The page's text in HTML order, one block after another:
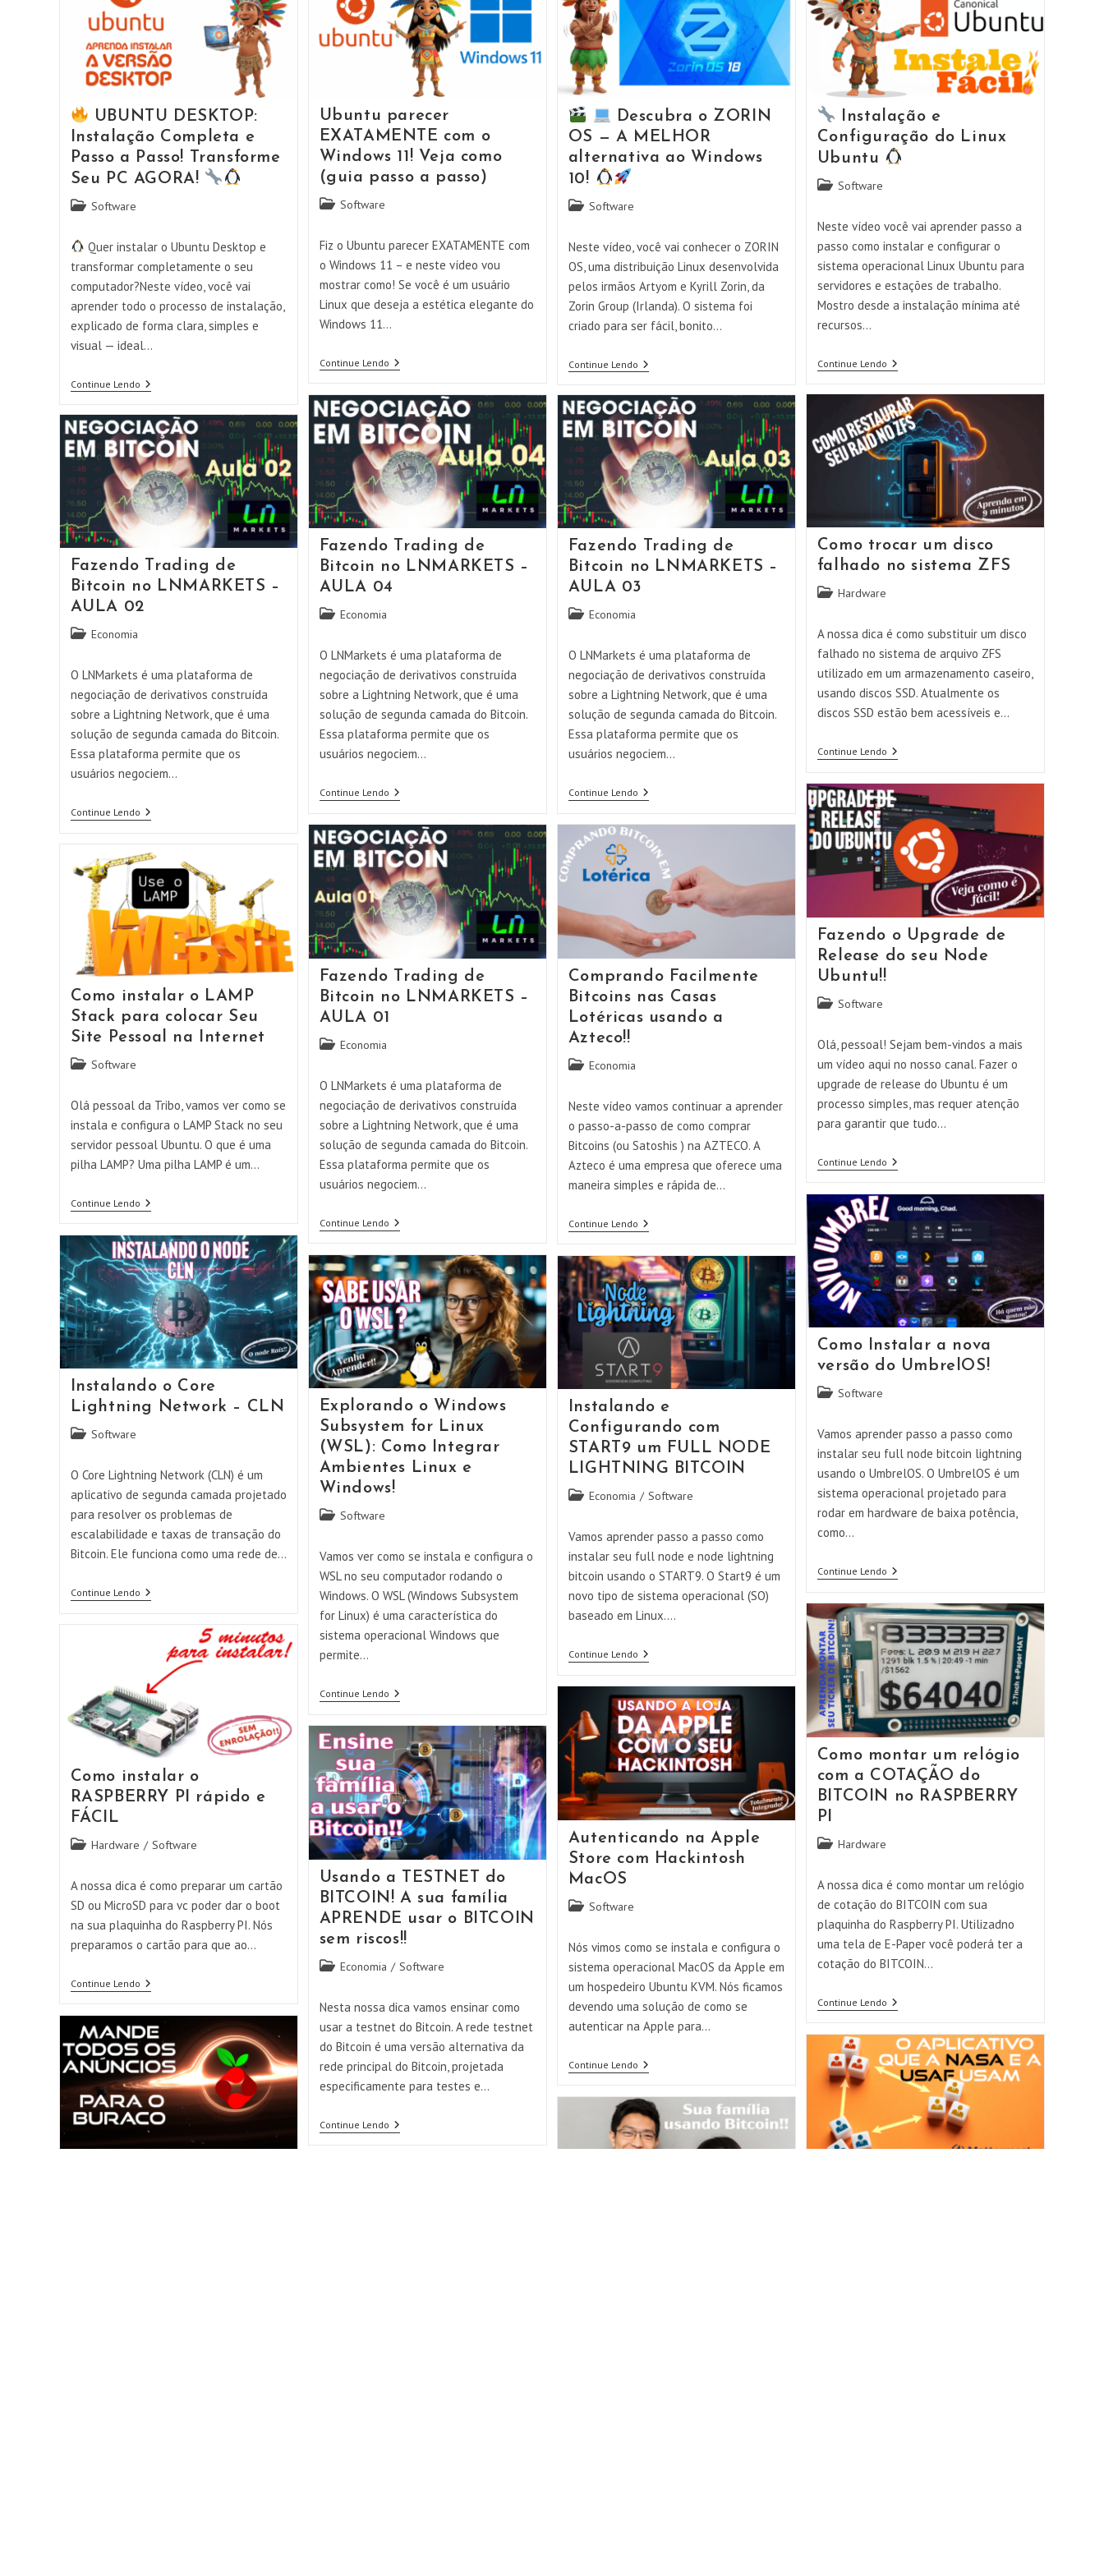
UBUNTU DESKTOP:
Instalação Completa e
Passo a Passo! Transforme
Seu PC AGORA!
Categoria
post:
Software
Quer instalar o Ubuntu Desktop e
transformar completamente o seu
computador?Neste vídeo, você vai
aprender todo o processo de instalação,
explicado de forma clara, simples e
visual — ideal…
Continue Lendo
Instalação
Completa
E
Passo
A
Passo!
Transforme
Seu
Ubuntu parecer
EXATAMENTE com o
Windows 11! Veja como
(guia passo a passo)
Categoria
post:
Software
Fiz o Ubuntu parecer EXATAMENTE com
o Windows 11 – e neste vídeo vou
mostrar como! Se você é um usuário
Linux que deseja a estética elegante do
Windows 11…
Continue LendoUbuntu
Com
O
Windows
11!
Veja
Como
(guia
Passo
A
Descubra o ZORIN
OS — A MELHOR
alternativa ao Windows
10!
Categoria
post:
Software
Neste vídeo, você vai conhecer o ZORIN
OS, uma distribuição Linux desenvolvida
pelos irmãos Artyom e Kyrill Zorin, da
Zorin Group (Irlanda). O sistema foi
criado para ser fácil, bonito…
Continue Lendo
O
ZORIN
OS
—
A
MELHOR
Alternativa
Ao
Windows
Instalação e
Configuração do Linux
Ubuntu
Categoria
post:
Software
Neste vídeo você vai aprender passo a
passo como instalar e configurar o
sistema operacional Linux Ubuntu para
servidores e estações de trabalho.
Mostro desde a instalação mínima até
recursos…
Continue Lendo
Configuração
Do
Linux
Ubuntu
Como trocar um disco
falhado no sistema ZFS
Categoria
post:
Hardware
A nossa dica é como substituir um disco
falhado no sistema de arquivo ZFS
utilizado em um armazenamento caseiro,
usando discos SSD. Atualmente os
discos SSD estão bem acessíveis e…
Continue LendoComo
Trocar
Disco
Falhado
No
Sistema
ZFS
Fazendo Trading de
Bitcoin no LNMARKETS –
AULA 04
Categoria
post:
Economia
O LNMarkets é uma plataforma de
negociação de derivativos construída
sobre a Lightning Network, que é uma
solução de segunda camada do Bitcoin.
Essa plataforma permite que os
usuários negociem…
Continue LendoFazendo
Trading
Bitcoin
No
LNMARKETS
–
AULA
04
Fazendo Trading de
Bitcoin no LNMARKETS –
AULA 03
Categoria
post:
Economia
O LNMarkets é uma plataforma de
negociação de derivativos construída
sobre a Lightning Network, que é uma
solução de segunda camada do Bitcoin.
Essa plataforma permite que os
usuários negociem…
Continue LendoFazendo
Trading
Bitcoin
No
LNMARKETS
–
AULA
03
Fazendo Trading de
Bitcoin no LNMARKETS –
AULA 02
Categoria
post:
Economia
O LNMarkets é uma plataforma de
negociação de derivativos construída
sobre a Lightning Network, que é uma
solução de segunda camada do Bitcoin.
Essa plataforma permite que os
usuários negociem…
Continue LendoFazendo
Trading
Bitcoin
No
LNMARKETS
–
AULA
02
Fazendo o Upgrade de
Release do seu Node
Ubuntu!!
Categoria
post:
Software
Olá, pessoal! Sejam bem-vindos a mais
um vídeo aqui no nosso canal. Fazer o
upgrade de release do Ubuntu é um
processo simples, mas requer atenção
para garantir que tudo…
Continue LendoFazendo
O
De
Release
Do
Seu
Node
Ubuntu!!
Fazendo Trading de
Bitcoin no LNMARKETS –
AULA 01
Categoria
post:
Economia
O LNMarkets é uma plataforma de
negociação de derivativos construída
sobre a Lightning Network, que é uma
solução de segunda camada do Bitcoin.
Essa plataforma permite que os
usuários negociem…
Continue LendoFazendo
Trading
Bitcoin
No
LNMARKETS
–
AULA
01
Comprando Facilmente
Bitcoins nas Casas
Lotéricas usando a
Azteco!!
Categoria
post:
Economia
Neste vídeo vamos continuar a aprender
o passo-a-passo de como comprar
Bitcoins (ou Satoshis ) na AZTECO. A
Azteco é uma empresa que oferece uma
maneira simples e rápida de…
Continue LendoComprando
Facilmente
Nas
Casas
Lotéricas
Usando
A
Azteco!!
Como instalar o LAMP
Stack para colocar Seu
Site Pessoal na Internet
Categoria
post:
Software
Olá pessoal da Tribo, vamos ver como se
instala e configura o LAMP Stack no seu
servidor pessoal Ubuntu. O que é uma
pilha LAMP? Uma pilha LAMP é um…
Continue LendoComo
Instalar
LAMP
Stack
Para
Colocar
Seu
Site
Pessoal
Na
Internet
Como Instalar a nova
versão do UmbrelOS!
Categoria
post:
Software
Vamos aprender passo a passo como
instalar seu full node bitcoin lightning
usando o UmbrelOS. O UmbrelOS é um
sistema operacional projetado para
rodar em hardware de baixa potência,
como…
Continue LendoComo
Instalar
Nova
Versão
Do
UmbrelOS!
Instalando o Core
Lightning Network – CLN
Categoria
post:
Software
O Core Lightning Network (CLN) é um
aplicativo de segunda camada projetado
para resolver os problemas de
escalabilidade e taxas de transação do
Bitcoin. Ele funciona como uma rede de…
Continue LendoInstalando
O
Network
Explorando o Windows
Subsystem for Linux
(WSL): Como Integrar
Ambientes Linux e
Windows!
Categoria
post:
Software
Vamos ver como se instala e configura o
WSL no seu computador rodando o
Windows. O WSL (Windows Subsystem
for Linux) é uma característica do
sistema operacional Windows que
permite…
Continue LendoExplorando
O
Subsystem
For
Linux
(WSL):
Como
Integrar
Ambientes
Linux
E
Windows!
Instalando e
Configurando com
START9 um FULL NODE
LIGHTNING BITCOIN
Categoria
post:
Economia / Software
Vamos aprender passo a passo como
instalar seu full node e node lightning
bitcoin usando o START9. O Start9 é um
novo tipo de sistema operacional (SO)
baseado em Linux.…
Continue LendoInstalando
E
Com
START9
Um
FULL
NODE
LIGHTNING
BITCOIN
Como montar um relógio
com a COTAÇÃO do
BITCOIN no RASPBERRY
PI
Categoria
post:
Hardware
A nossa dica é como montar um relógio
de cotação do BITCOIN com sua
plaquinha do Raspberry PI. Utilizadno
uma tela de E-Paper você poderá ter a
cotação do BITCOIN…
Continue LendoComo
Montar
Relógio
Com
A
COTAÇÃO
BITCOIN
No
RASPBERRY
PI
Como instalar o
RASPBERRY PI rápido e
FÁCIL
Categoria
post:
Hardware / Software
A nossa dica é como preparar um cartão
SD ou MicroSD para vc poder dar o boot
na sua plaquinha do Raspberry PI. Nós
preparamos o cartão para que ao…
Continue LendoComo
Instalar
RASPBERRY
PI
Rápido
E
FÁCIL
Autenticando na Apple
Store com Hackintosh
MacOS
Categoria
post:
Software
Nós vimos como se instala e configura o
sistema operacional MacOS da Apple em
um hospedeiro Ubuntu KVM. Nós ficamos
devendo uma solução de como se
autenticar na Apple para…
Continue LendoAutenticando
Na
Store
Com
Hackintosh
MacOS
Usando a TESTNET do
BITCOIN! A sua família
APRENDE usar o BITCOIN
sem riscos!!
Categoria
post:
Economia / Software
Nesta nossa dica vamos ensinar como
usar a testnet do Bitcoin. A rede testnet
do Bitcoin é uma versão alternativa da
rede principal do Bitcoin, projetada
especificamente para testes e…
Continue LendoUsando
A